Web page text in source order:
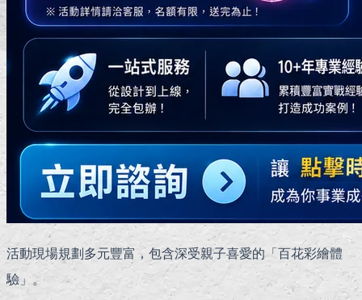
活動現場規劃多元豐富，包含深受親子喜愛的「百花彩繪體
驗」。